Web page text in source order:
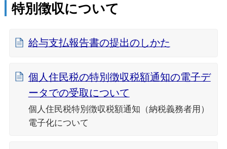
特別徴収について
給与支払報告書の提出のしかた
個人住民税の特別徴収税額通知の電子デ
ータでの受取について
個人住民税特別徴収税額通知（納税義務者用）
電子化について